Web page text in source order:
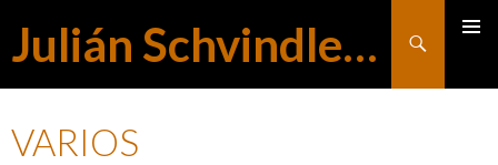
Julián Schvindlerman
Buscar
VARIOS